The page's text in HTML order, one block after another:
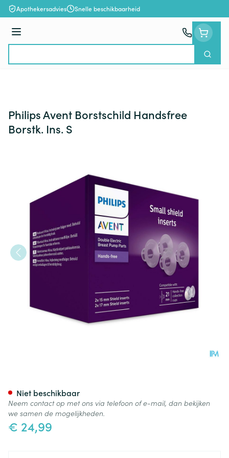
Ga naar de inhoud
Apothekersadvies Snelle beschikbaarheid
Menu
Zoek
Philips Avent Borstschild Handsfree
Borstk. Ins. S
€ 24,99
Niet beschikbaar
Neem contact op met ons via telefoon of e-mail, dan bekijken
we samen de mogelijkheden.